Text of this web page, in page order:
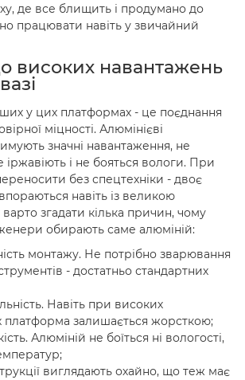
де все блищить і продумано до
працювати навіть у звичайний
високих навантажень
у цих платформах - це поєднання
міцності. Алюмінієві
значні навантаження, не
іржавіють і не бояться вологи. При
без спецтехніки - двоє
навіть із великою
згадати кілька причин, чому
обирають саме алюміній:
монтажу. Не потрібно зварювання
- достатньо стандартних
Навіть при високих
платформа залишається жорсткою;
Алюміній не боїться ні вологості,
виглядають охайно, що теж має